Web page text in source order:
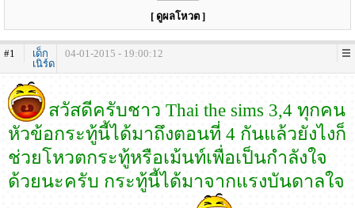
[ ดูผลโหวต ]
#1
เด็ก
เนิร์ด
04-01-2015 - 19:00:12
สวัสดีครับชาว Thai the sims 3,4 ทุกคน
หัวข้อกระทู้นี้ได้มาถึงตอนที่ 4 กันแล้วยังไงก็
ช่วยโหวตกระทู้หรือเม้นท์เพื่อเป็นกำลังใจ
ด้วยนะครับ กระทู้นี้ได้มาจากแรงบันดาลใจ